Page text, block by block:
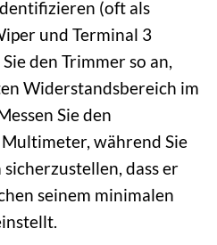
(oft als
und Terminal 3
den Trimmer so an,
Widerstandsbereich im
Sie den
während Sie
dass er
seinem minimalen